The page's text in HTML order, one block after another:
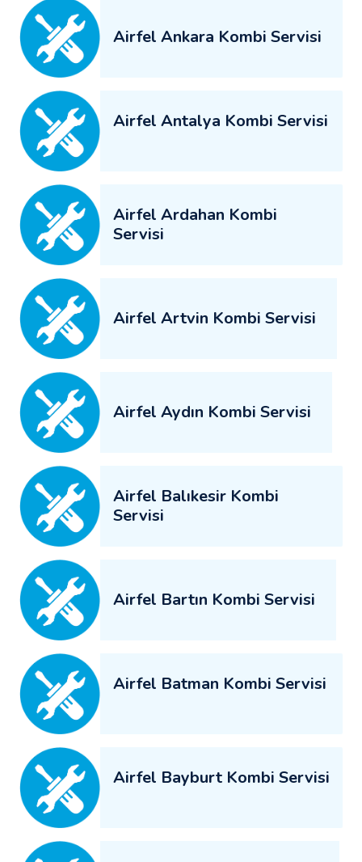
Airfel Ankara Kombi Servisi
Airfel Antalya Kombi Servisi
Airfel Ardahan Kombi
Servisi
Airfel Artvin Kombi Servisi
Airfel Aydın Kombi Servisi
Airfel Balıkesir Kombi
Servisi
Airfel Bartın Kombi Servisi
Airfel Batman Kombi Servisi
Airfel Bayburt Kombi Servisi